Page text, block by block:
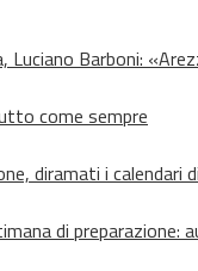
Luciano Barboni:
come sempre
diramati i calendari
di preparazione: